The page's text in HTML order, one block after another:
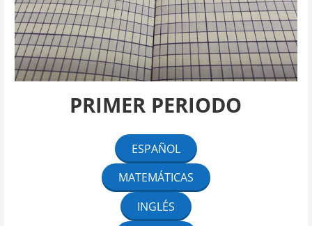
PRIMER PERIODO
ESPAÑOL
MATEMÁTICAS
INGLÉS